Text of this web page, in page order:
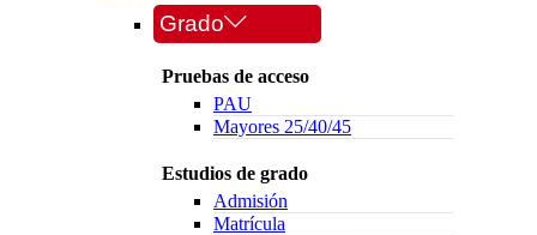
Grado
Pruebas de acceso
PAU
Mayores 25/40/45
Estudios de grado
Admisión
Matrícula